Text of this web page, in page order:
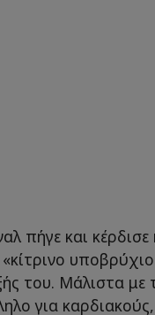
πήγε και κέρδισε
του. Μάλιστα με
για καρδιακούς,